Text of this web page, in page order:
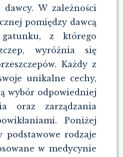
dawcy. W zależności
pomiędzy dawcą
z którego
wyróżnia się
Każdy z
unikalne cechy,
wybór odpowiedniej
oraz zarządzania
Poniżej
podstawowe rodzaje
w medycynie